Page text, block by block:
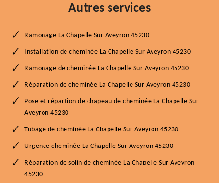
Autres services
Ramonage La Chapelle Sur Aveyron 45230
Installation de cheminée La Chapelle Sur Aveyron 45230
Ramonage de cheminée La Chapelle Sur Aveyron 45230
Réparation de cheminée La Chapelle Sur Aveyron 45230
Pose et répartion de chapeau de cheminée La Chapelle Sur
Aveyron 45230
Tubage de cheminée La Chapelle Sur Aveyron 45230
Urgence cheminée La Chapelle Sur Aveyron 45230
Réparation de solin de cheminée La Chapelle Sur Aveyron
45230